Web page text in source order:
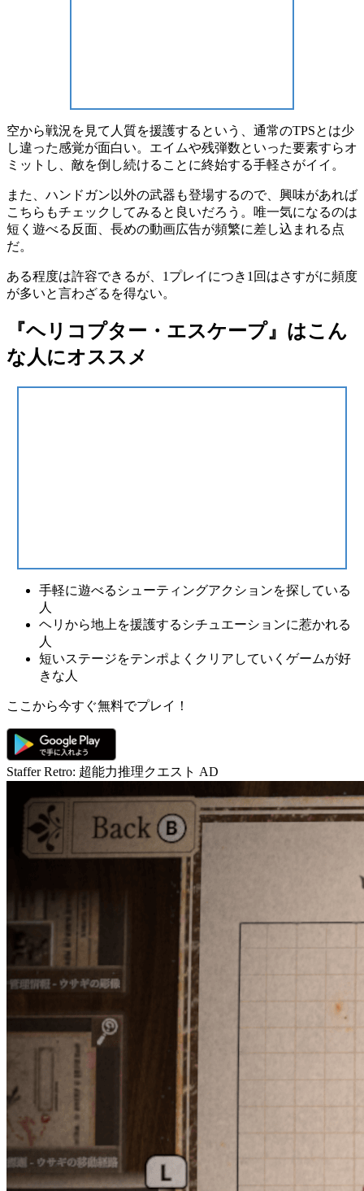
空から戦況を見て人質を援護するという、通常のTPSとは少
し違った感覚が面白い。エイムや残弾数といった要素すらオ
ミットし、敵を倒し続けることに終始する手軽さがイイ。
また、ハンドガン以外の武器も登場するので、興味があれば
こちらもチェックしてみると良いだろう。唯一気になるのは
短く遊べる反面、長めの動画広告が頻繁に差し込まれる点
だ。
ある程度は許容できるが、1プレイにつき1回はさすがに頻度
が多いと言わざるを得ない。
『ヘリコプター・エスケープ』はこん
な人にオススメ
手軽に遊べるシューティングアクションを探している
人
ヘリから地上を援護するシチュエーションに惹かれる
人
短いステージをテンポよくクリアしていくゲームが好
きな人
ここから今すぐ無料でプレイ！
Staffer Retro: 超能力推理クエスト AD